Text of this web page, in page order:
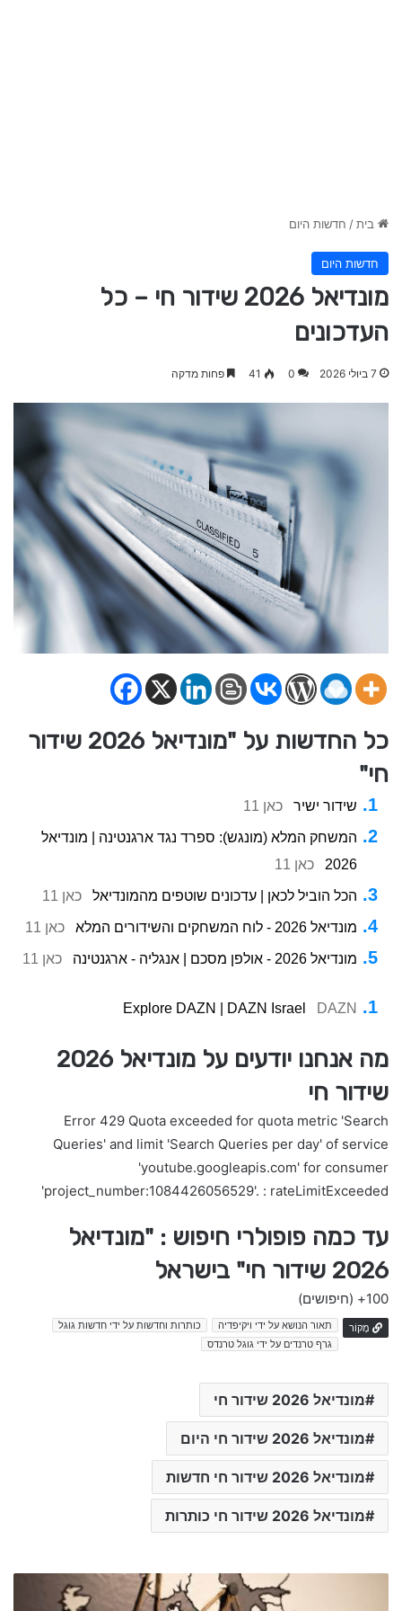
בית/ חדשות היום
חדשות היום
מונדיאל 2026 שידור חי – כל
העדכונים
7 ביולי 2026 0
41 פחות מדקה
כל החדשות על "מונדיאל 2026 שידור
חי"
שידור ישיר כאן 11
המשחק המלא (מונגש): ספרד נגד ארגנטינה | מונדיאל
2026
כאן 11
הכל הוביל לכאן | עדכונים שוטפים מהמונדיאל כאן 11
מונדיאל 2026 - לוח המשחקים והשידורים המלא כאן 11
מונדיאל 2026 - אולפן מסכם | אנגליה - ארגנטינה כאן 11
Explore DAZN | DAZN Israel DAZN
מה אנחנו יודעים על מונדיאל 2026
שידור חי
Error 429 Quota exceeded for quota metric 'Search
Queries' and limit 'Search Queries per day' of service
'youtube.googleapis.com' for consumer
'project_number:1084426056529'. : rateLimitExceeded
עד כמה פופולרי חיפוש : "מונדיאל
2026 שידור חי" בישראל
100+ (חיפושים)
מָקוֹר תאור הנושא על ידי ויקיפדיה
כותרות וחדשות על ידי חדשות גוגל
גרף טרנדים על ידי גוגל טרנדס
מונדיאל 2026 שידור חי
מונדיאל 2026 שידור חי היום
מונדיאל 2026 שידור חי חדשות
מונדיאל 2026 שידור חי כותרות